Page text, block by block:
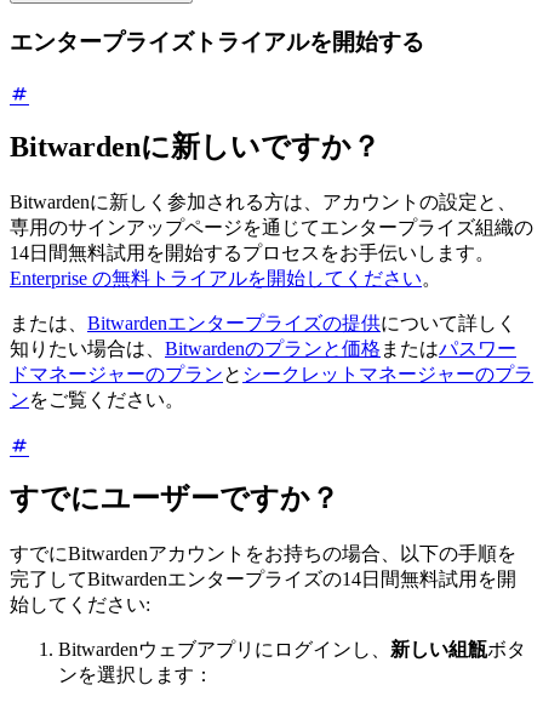
エンタープライズトライアルを開始する
Bitwardenに新しいですか？
Bitwardenに新しく参加される方は、アカウントの設定と、
専用のサインアップページを通じてエンタープライズ組織の
14日間無料試用を開始するプロセスをお手伝いします。
Enterprise の無料トライアルを開始してください。
または、 Bitwardenエンタープライズの提供について詳しく
知りたい場合は、 Bitwardenのプランと価格 またはパスワー
ドマネージャーのプランと シークレットマネージャーのプラ
ンをご覧ください。
すでにユーザーですか？
すでにBitwardenアカウントをお持ちの場合、以下の手順を
完了してBitwardenエンタープライズの14日間無料試用を開
始してください:
Bitwardenウェブアプリにログインし、 新しい組甔ボタ
ンを選択します：